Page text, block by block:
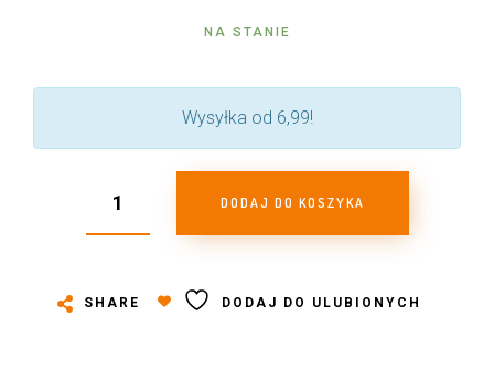
NA STANIE
Wysyłka od 6,99!
DODAJ DO KOSZYKA
SHARE DODAJ DO ULUBIONYCH